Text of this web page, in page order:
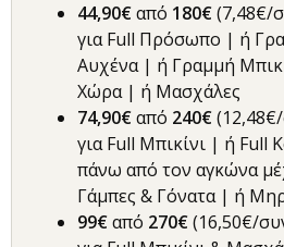
44,90€από 180€(7,48€/
για Full Πρόσωπο | ή
Αυχένα | ή Γραμμή
Χώρα | ή Μασχάλες
74,90€από 240€
για Full Μπικίνι | ή Full
πάνω από τον αγκώνα
Γάμπες & Γόνατα | ή
99€από 270€(16,50€/